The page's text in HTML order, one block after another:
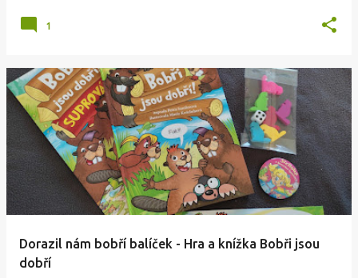
1
Dorazil nám bobří balíček - Hra a knížka Bobři jsou
dobří